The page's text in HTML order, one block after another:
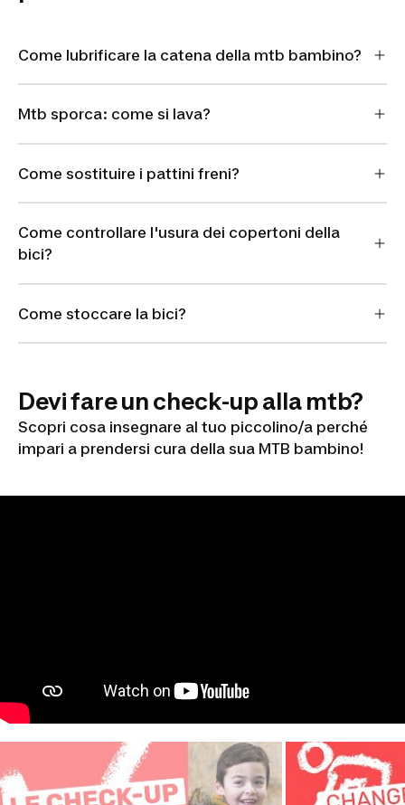
Come lubrificare la catena della mtb bambino?
Mtb sporca: come si lava?
Come sostituire i pattini freni?
Come controllare l'usura dei copertoni della
bici?
Come stoccare la bici?
Devi fare un check-up alla mtb?
Scopri cosa insegnare al tuo piccolino/a perché
impari a prendersi cura della sua MTB bambino!